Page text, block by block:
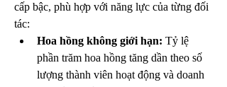
cấp bậc, phù hợp với năng lực của từng đối
tác:
Hoa hồng không giới hạn: Tỷ lệ
phần trăm hoa hồng tăng dần theo số
lượng thành viên hoạt động và doanh